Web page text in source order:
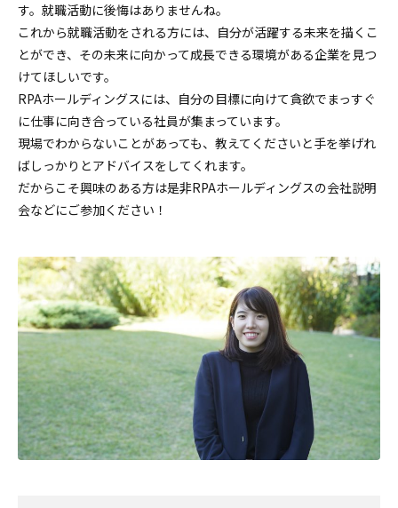
す。就職活動に後悔はありませんね。
これから就職活動をされる方には、自分が活躍する未来を描くこ
とができ、その未来に向かって成長できる環境がある企業を見つ
けてほしいです。
RPAホールディングスには、自分の目標に向けて貪欲でまっすぐ
に仕事に向き合っている社員が集まっています。
現場でわからないことがあっても、教えてくださいと手を挙げれ
ばしっかりとアドバイスをしてくれます。
だからこそ興味のある方は是非RPAホールディングスの会社説明
会などにご参加ください！